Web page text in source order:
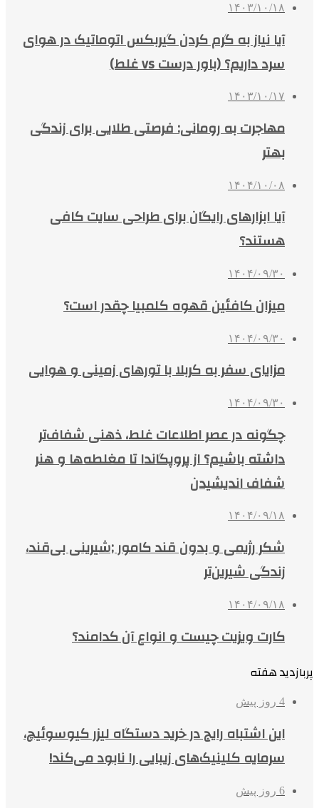
۱۴۰۳/۱۰/۱۸
آیا نیاز به گرم کردن گیربکس اتوماتیک در هوای
سرد داریم؟ (باور درست vs غلط)
۱۴۰۳/۱۰/۱۷
مهاجرت به رومانی: فرصتی طلایی برای زندگی
بهتر
۱۴۰۴/۱۰/۰۸
آیا ابزارهای رایگان برای طراحی سایت کافی
هستند؟
۱۴۰۴/۰۹/۳۰
میزان کافئین قهوه کلمبیا چقدر است؟
۱۴۰۴/۰۹/۳۰
مزایای سفر به کربلا با تورهای زمینی و هوایی
۱۴۰۴/۰۹/۳۰
چگونه در عصر اطلاعات غلط، ذهنی شفاف‌تر
داشته باشیم؟ از پروپگاندا تا مغلطه‌ها و هنر
شفاف اندیشیدن
۱۴۰۴/۰۹/۱۸
شکر رژیمی و بدون قند کامور ;شیرینی بی‌قند،
زندگی شیرین‌تر
۱۴۰۴/۰۹/۱۸
کارت ویزیت چیست و انواع آن کدامند؟
پربازدید هفته
4 روز پیش
این اشتباه رایج در خرید دستگاه لیزر کیوسوئیچ،
سرمایه کلینیک‌های زیبایی را نابود می‌کند!
6 روز پیش